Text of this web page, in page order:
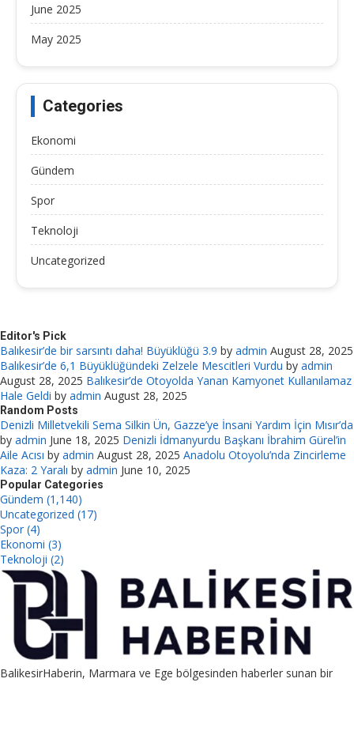
June 2025
May 2025
Categories
Ekonomi
Gündem
Spor
Teknoloji
Uncategorized
Editor's Pick
Balıkesir’de bir sarsıntı daha! Büyüklüğü 3.9 by admin August 28, 2025
Balıkesir’de 6,1 Büyüklüğündeki Zelzele Mescitleri Vurdu by admin
August 28, 2025 Balıkesir’de Otoyolda Yanan Kamyonet Kullanılamaz
Hale Geldi by admin August 28, 2025
Random Posts
Denizli Milletvekili Sema Silkin Ün, Gazze’ye İnsani Yardım İçin Mısır’da
by admin June 18, 2025 Denizli İdmanyurdu Başkanı İbrahim Gürel’in
Aile Acısı by admin August 28, 2025 Anadolu Otoyolu’nda Zincirleme
Kaza: 2 Yaralı by admin June 10, 2025
Popular Categories
Gündem (1,140)
Uncategorized (17)
Spor (4)
Ekonomi (3)
Teknoloji (2)
BalikesirHaberin, Marmara ve Ege bölgesinden haberler sunan bir